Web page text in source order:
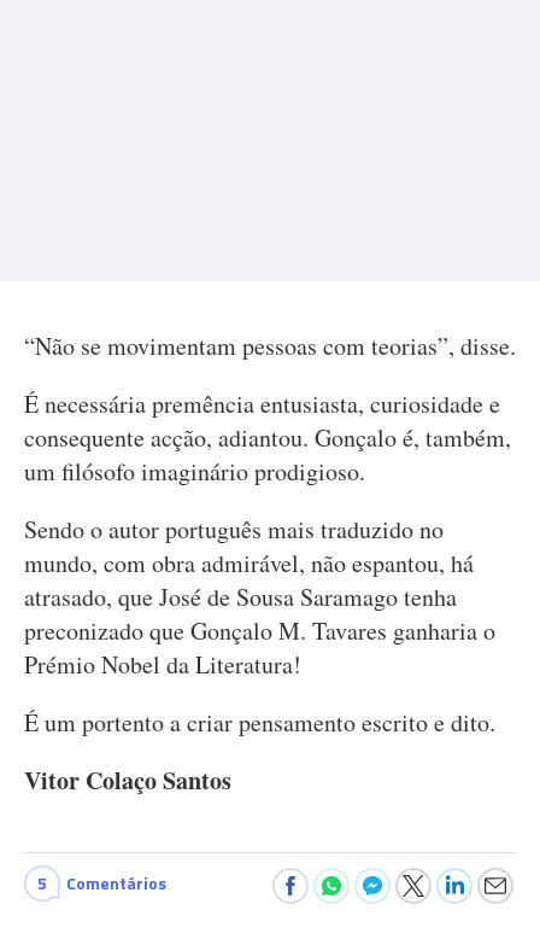
“Não se movimentam pessoas com teorias”, disse.
É necessária premência entusiasta, curiosidade e
consequente acção, adiantou. Gonçalo é, também,
um filósofo imaginário prodigioso.
Sendo o autor português mais traduzido no
mundo, com obra admirável, não espantou, há
atrasado, que José de Sousa Saramago tenha
preconizado que Gonçalo M. Tavares ganharia o
Prémio Nobel da Literatura!
É um portento a criar pensamento escrito e dito.
Vitor Colaço Santos
5 Comentários